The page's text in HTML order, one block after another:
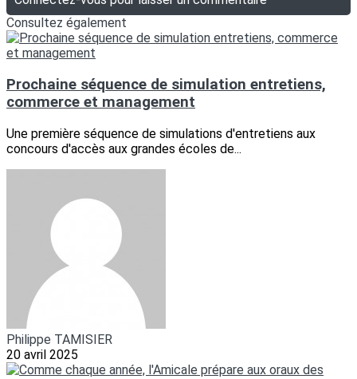
Consultez également
Prochaine séquence de simulation entretiens,
commerce et management
Une première séquence de simulations d'entretiens aux
concours d'accès aux grandes écoles de...
Philippe TAMISIER
20 avril 2025